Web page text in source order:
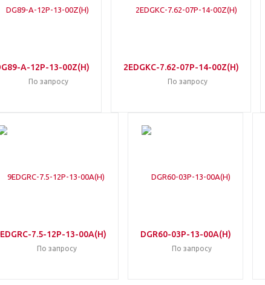
A-12P-13-00Z(H)
По запросу
2EDGKC-7.62-07P-14-00Z(H)
По запросу
7.5-12P-13-00A(H)
По запросу
DGR60-03P-13-00A(H)
По запросу